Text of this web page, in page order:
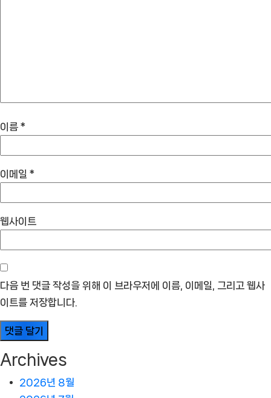
이름 *
이메일 *
웹사이트
다음 번 댓글 작성을 위해 이 브라우저에 이름, 이메일, 그리고 웹사
이트를 저장합니다.
Archives
2026년 8월